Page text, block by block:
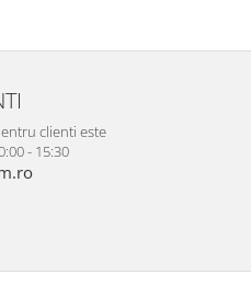
clienti este
- 15:30